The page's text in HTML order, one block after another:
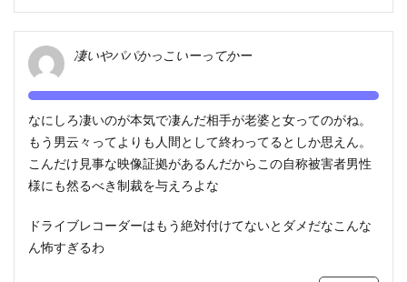
凄いやパパかっこいーってかー
なにしろ凄いのが本気で凄んだ相手が老婆と女ってのがね。
もう男云々ってよりも人間として終わってるとしか思えん。
こんだけ見事な映像証拠があるんだからこの自称被害者男性
様にも然るべき制裁を与えろよな
ドライブレコーダーはもう絶対付けてないとダメだなこんな
ん怖すぎるわ